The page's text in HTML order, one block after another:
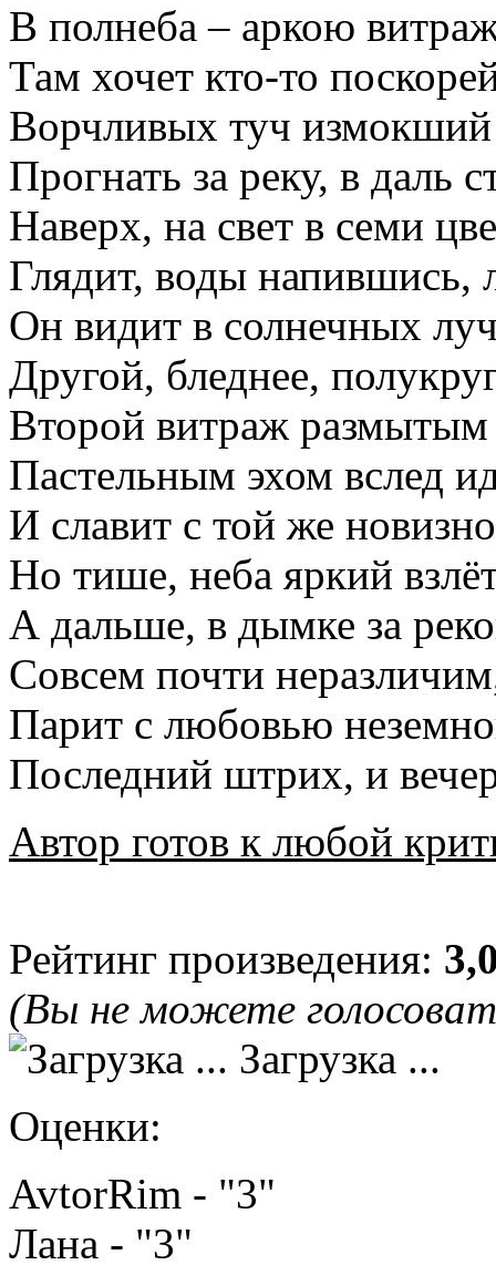
В полнеба – аркою
Там хочет кто-то
Ворчливых туч
Прогнать за реку, в даль
Наверх, на свет в семи
Глядит, воды напившись,
Он видит в солнечных
Другой, бледнее,
Второй витраж
Пастельным эхом вслед
И славит с той же
Но тише, неба яркий
А дальше, в дымке за
Совсем почти
Парит с любовью
Последний штрих, и
Автор готов к любой
Рейтинг произведения:
(Вы не можете
Загрузка ...
Оценки:
AvtorRim - "3"
Лана - "3"